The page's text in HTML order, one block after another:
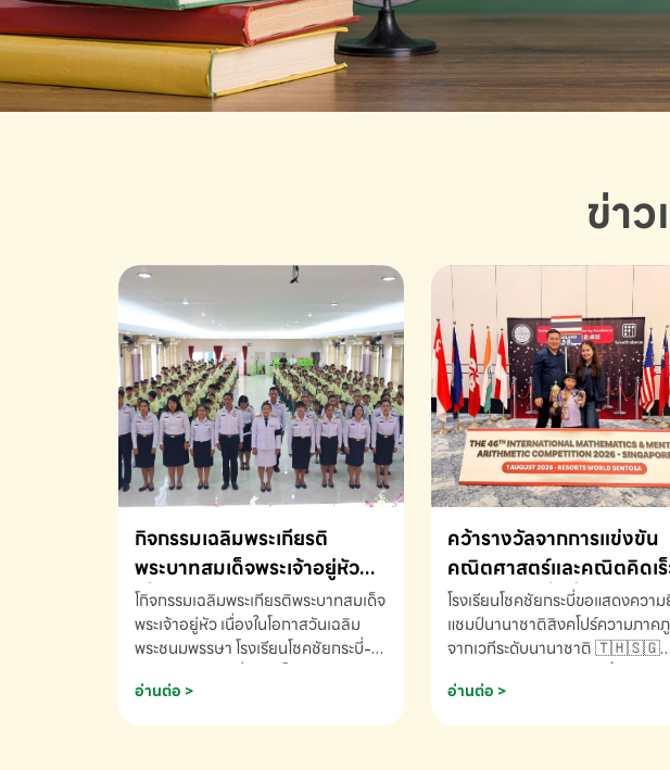
ข่า
กิจกรรมเฉลิมพระเกียรติ
พระบาทสมเด็จพระเจ้าอยู่หัว
เนื่องในโอกาสวันเฉลิม
พระชนมพรรษา
โกิจกรรมเฉลิมพระเกียรติพระบาทสมเด็จ
พระเจ้าอยู่หัว เนื่องในโอกาสวันเฉลิม
พระชนมพรรษา โรงเรียนโชคชัยกระบี่-
691910
อ่านต่อ >
คว้ารางวัลจากการแข่งขัน
คณิตศาสตร์และคณิตคิดเ
นานาชาติ ครั้งที่ 46 ประจำ
2569 ณ ประเทศสิงคโปร์
โรงเรียนโชคชัยกระบี่ขอแสดงควา
แชมป์นานาชาติสิงคโปร์ความภาค
จากเวทีระดับนานาชาติ 🇹🇭🇸🇬
K3 โรงเรียนโชคชัยกระบี่ จ.กระบี่ คว้า
อ่านต่อ >